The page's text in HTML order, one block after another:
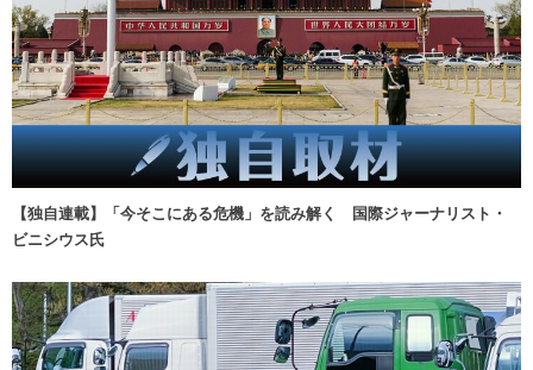
【独自連載】「今そこにある危機」を読み解く 国際ジャーナリスト・
ビニシウス氏